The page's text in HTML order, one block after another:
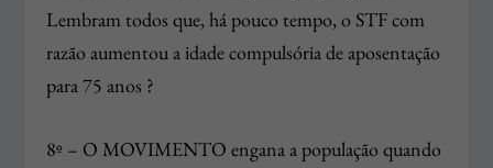
Lembram todos que, há pouco tempo, o STF com
razão aumentou a idade compulsória de aposentação
para 75 anos ?
8º – O MOVIMENTO engana a população quando